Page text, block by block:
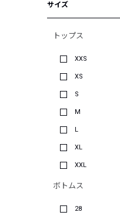
サイズ
トップス
XXS
XS
S
M
L
XL
XXL
ボトムス
28